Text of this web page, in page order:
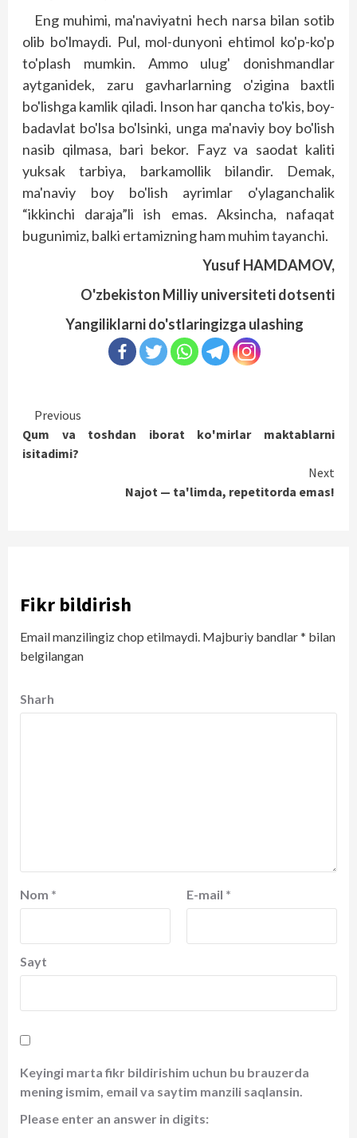
Eng muhimi, ma'naviyatni hech narsa bilan sotib
olib bo'lmaydi. Pul, mol-dunyoni ehtimol ko'p-ko'p
to'plash mumkin. Ammo ulug' donishmandlar
aytganidek, zaru gavharlarning o'zigina baxtli
bo'lishga kamlik qiladi. Inson har qancha to'kis, boy-
badavlat bo'lsa bo'lsinki, unga ma'naviy boy bo'lish
nasib qilmasa, bari bekor. Fayz va saodat kaliti
yuksak tarbiya, barkamollik bilandir. Demak,
ma'naviy boy bo'lish ayrimlar o'ylaganchalik
“ikkinchi daraja”li ish emas. Aksincha, nafaqat
bugunimiz, balki ertamizning ham muhim tayanchi.
Yusuf HAMDAMOV,
O'zbekiston Milliy universiteti dotsenti
Yangiliklarni do'stlaringizga ulashing
Continue
Reading
Previous
Qum va toshdan iborat ko'mirlar maktablarni
isitadimi?
Next
Najot — ta'limda, repetitorda emas!
Fikr bildirish
Email manzilingiz chop etilmaydi. Majburiy bandlar* bilan
belgilangan
Sharh
Nom * E-mail *
Sayt
Keyingi marta fikr bildirishim uchun bu brauzerda
mening ismim, email va saytim manzili saqlansin.
Please enter an answer in digits: